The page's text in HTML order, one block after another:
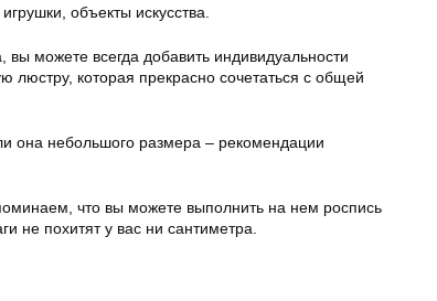
объекты искусства.
можете всегда добавить индивидуальности
которая прекрасно сочетаться с общей
что вы можете выполнить на нем роспись
не похитят у вас ни сантиметра.